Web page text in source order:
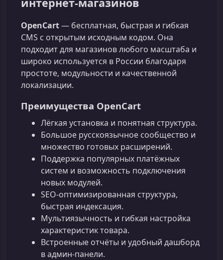
интернет‑магазинов
OpenCart— бесплатная, быстрая и гибкая
CMS с открытым исходным кодом. Она
подходит для магазинов любого масштаба и
широко используется в России благодаря
простоте, модульности и качественной
локализации.
Преимущества OpenCart
Лёгкая установка и понятная структура.
Большое русскоязычное сообщество и
множество готовых расширений.
Поддержка популярных платёжных
систем и возможность подключения
новых модулей.
SEO‑оптимизированная структура,
быстрая индексация.
Мультиязычность и гибкая настройка
характеристик товара.
Встроенные отчёты и удобный дашборд
в админ‑панели.